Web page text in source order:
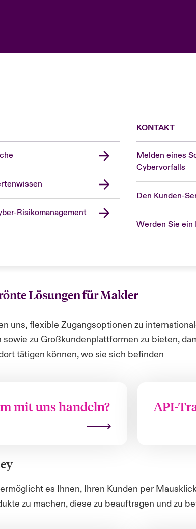
Risikomanagement
KONTAKT
Melden eines
Cybervorfalls
Den Kunden-
Werden Sie ein
Lösungen für Makler
uns, flexible Zugangsoptionen zu
sowie zu Großkundenplattformen zu bieten,
tätigen können, wo sie sich befinden
mit uns handeln? API-
ermöglicht es Ihnen, Ihren Kunden per
zu machen, diese zu beauftragen und zu